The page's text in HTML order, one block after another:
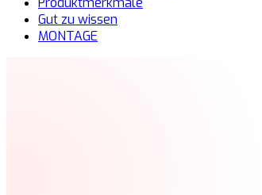
Gut zu wissen
MONTAGE